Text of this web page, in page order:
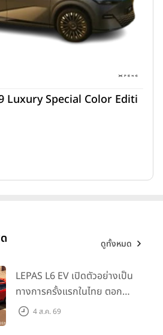
ได้รับการแนะนำในปี 2024 เพื่อ
ำเนิดของรถยนต์รุ่นนี้ กับคุณลักษณะของ
ข็งแกร่ง ซึ่งตอบสนองไลฟ์สไตล์และความ
วามสุข
ที่เกิดจาก
มีให้กับรถรุ่นนี้ในแบบฉบับของ
ซึ่งความไว้วางใจได้ ความทนทาน และ
รดที่ตอบโจทย์ไลฟ์สไตล์ของผู้คน ซึ่ง
นาที่จะให้ลูกค้าได้เพลิดเพลินกับ Land
ยทัศน์ที่เกิดจากการกลับคืนสู่ต้นกำเนิด
Luxury Special Color Editi
ดูทั้งหมด
LEPAS L6 EV เปิดตัวอย่างเป็น
ทางการครั้งแรกในไทย ตอกย้ำ
วิสัยทัศน์ “Drive Your
4 ส.ค. 69